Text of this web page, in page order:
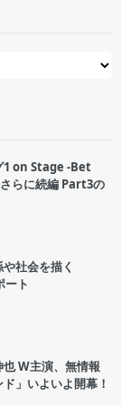
1 on Stage -Bet
らに続編 Part3の
や社会を描く
ート
也 W主演、無情報
」いよいよ開幕！